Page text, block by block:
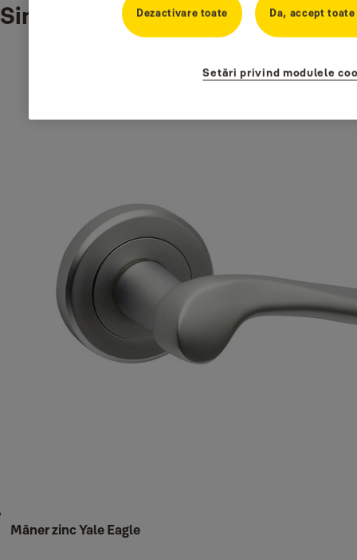
Descărcări
Similar products
Mâner zinc Yale Eagle
Dezactivare toate Da, accept
Setări privind modulele